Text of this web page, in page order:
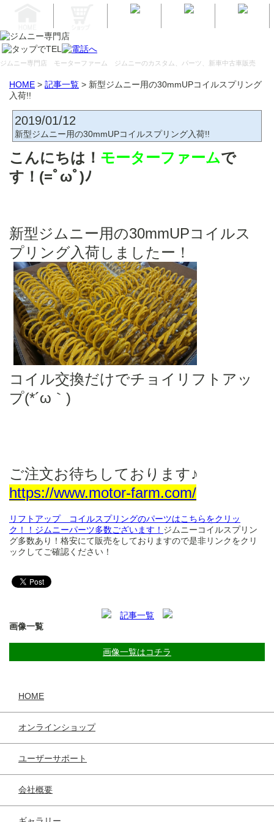
ジムニー専門店 モーターファーム ジムニーのカスタム、パーツ、新車中古車販売
HOME > 記事一覧 > 新型ジムニー用の30mmUPコイルスプリング
入荷!!
2019/01/12
新型ジムニー用の30mmUPコイルスプリング入荷!!
こんにちは！ モーターファームで
す！(=ﾟωﾟ)ﾉ
新型ジムニー用の30mmUPコイルス
プリング入荷しましたー！
コイル交換だけでチョイリフトアッ
プ(*´ω｀)
ご注文お待ちしております♪
https://www.motor-farm.com/
リフトアップ コイルスプリングのパーツはこちらをクリッ
ク！！ジムニーパーツ多数ございます！ ジムニーコイルスプリン
グ多数あり！格安にて販売をしておりますので是非リンクをクリ
ックしてご確認ください！
記事一覧
画像一覧
画像一覧はコチラ
HOME
オンラインショップ
ユーザーサポート
会社概要